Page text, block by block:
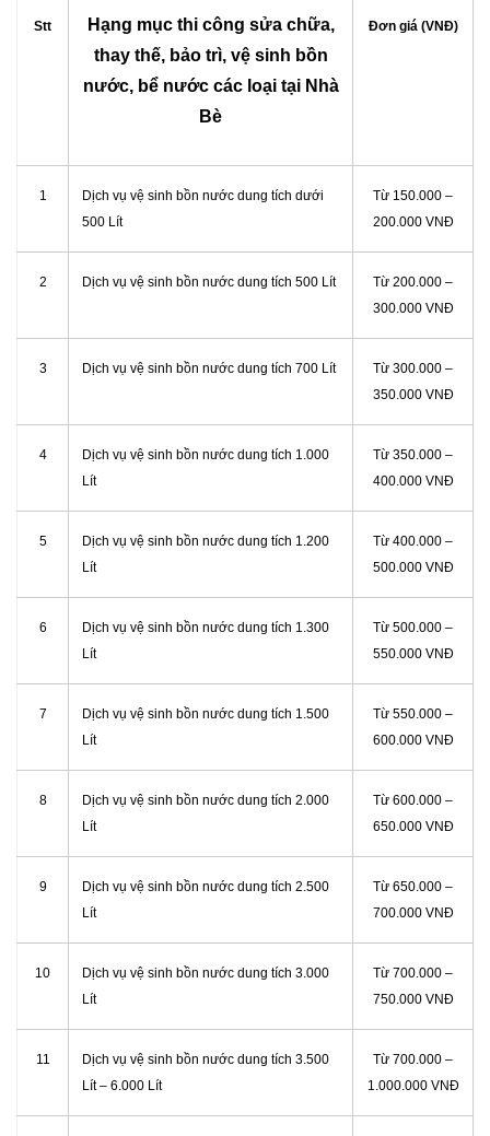
Stt
Hạng mục thi công sửa chữa,
thay thế, bảo trì, vệ sinh bồn
nước, bể nước các loại tại Nhà
Bè
Đơn giá (VNĐ)
1
Dịch vụ vệ sinh bồn nước dung tích dưới
500 Lít
Từ 150.000 –
200.000 VNĐ
2 Dịch vụ vệ sinh bồn nước dung tích 500 Lít
Từ 200.000 –
300.000 VNĐ
3 Dịch vụ vệ sinh bồn nước dung tích 700 Lít
Từ 300.000 –
350.000 VNĐ
4
Dịch vụ vệ sinh bồn nước dung tích 1.000
Lít
Từ 350.000 –
400.000 VNĐ
5
Dịch vụ vệ sinh bồn nước dung tích 1.200
Lít
Từ 400.000 –
500.000 VNĐ
6
Dịch vụ vệ sinh bồn nước dung tích 1.300
Lít
Từ 500.000 –
550.000 VNĐ
7
Dịch vụ vệ sinh bồn nước dung tích 1.500
Lít
Từ 550.000 –
600.000 VNĐ
8
Dịch vụ vệ sinh bồn nước dung tích 2.000
Lít
Từ 600.000 –
650.000 VNĐ
9
Dịch vụ vệ sinh bồn nước dung tích 2.500
Lít
Từ 650.000 –
700.000 VNĐ
10
Dịch vụ vệ sinh bồn nước dung tích 3.000
Lít
Từ 700.000 –
750.000 VNĐ
11
Dịch vụ vệ sinh bồn nước dung tích 3.500
Lít – 6.000 Lít
Từ 700.000 –
1.000.000 VNĐ